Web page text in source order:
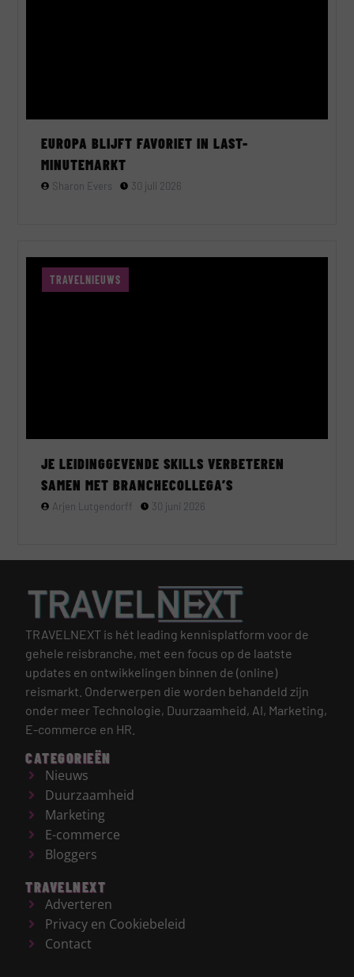
EUROPA BLIJFT FAVORIET IN LAST-
MINUTEMARKT
Sharon Evers 30 juli 2026
TRAVELNIEUWS
JE LEIDINGGEVENDE SKILLS VERBETEREN
SAMEN MET BRANCHECOLLEGA’S
Arjen Lutgendorff 30 juni 2026
TRAVELNEXT is hét leading kennisplatform voor de
gehele reisbranche, met een focus op de laatste
updates en ontwikkelingen binnen de (online)
reismarkt. Onderwerpen die worden behandeld zijn
onder meer Technologie, Duurzaamheid, AI, Marketing,
E-commerce en HR.
CATEGORIEËN
Nieuws
Duurzaamheid
Marketing
E-commerce
Bloggers
TRAVELNEXT
Adverteren
Privacy en Cookiebeleid
Contact